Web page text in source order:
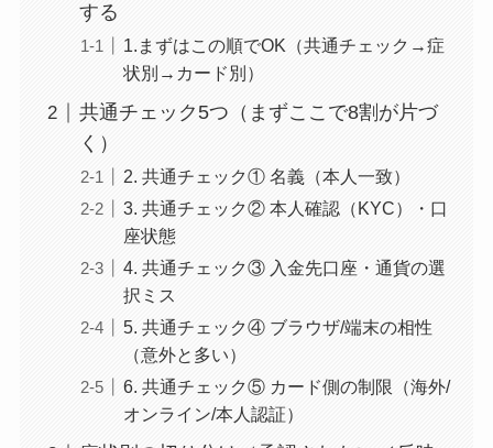
する
1.まずはこの順でOK（共通チェック→症
状別→カード別）
共通チェック5つ（まずここで8割が片づ
く）
2. 共通チェック① 名義（本人一致）
3. 共通チェック② 本人確認（KYC）・口
座状態
4. 共通チェック③ 入金先口座・通貨の選
択ミス
5. 共通チェック④ ブラウザ/端末の相性
（意外と多い）
6. 共通チェック⑤ カード側の制限（海外/
オンライン/本人認証）